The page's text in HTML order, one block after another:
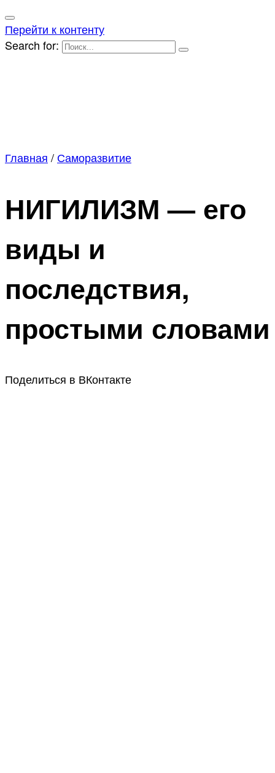
Перейти к контенту
Search for:
Главная / Саморазвитие
НИГИЛИЗМ — его
виды и
последствия,
простыми словами
Поделиться в ВКонтакте